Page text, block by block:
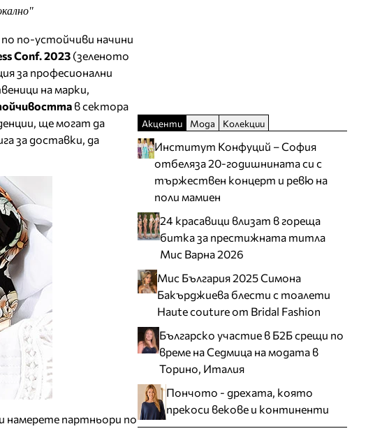
по-устойчиви начини
Conf. 2023 (зеленото
за професионални
на марки,
в сектора
ще могат да
за доставки, да
намерете партньори по
Акценти Мода Колекции
Институт Конфуций – София
отбеляза 20-годишнината си с
тържествен концерт и ревю на
поли мамиен
24 красавици влизат в гореща
битка за престижната титла
Мис Варна 2026
Мис България 2025 Симона
Бакърджиева блести с тоалети
Haute couture от Bridal Fashion
Българско участие в Б2Б срещи по
време на Седмица на модата в
Торино, Италия
Пончото - дрехата, която
прекоси векове и континенти